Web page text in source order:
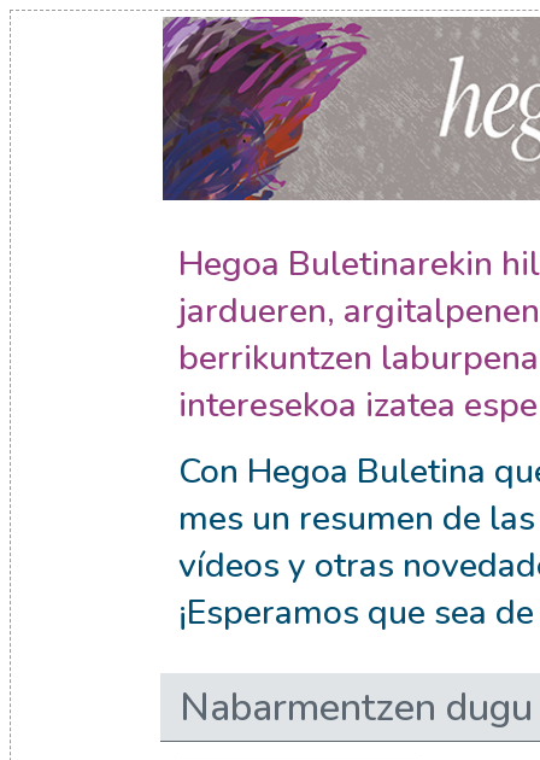
Hegoa Buletinarekin
jardueren,
berrikuntzen
interesekoa izatea
Con Hegoa Buletina
mes un resumen de
vídeos y otras
¡Esperamos que sea
Nabarmentzen